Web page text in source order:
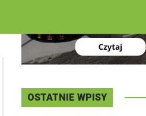
OSTATNIE WPISY